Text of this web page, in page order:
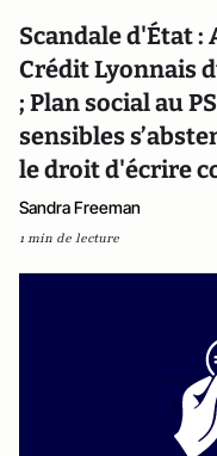
Scandale d'État :
Crédit Lyonnais
; Plan social au
sensibles
le droit d'écrire
Sandra Freeman
1 min de lecture